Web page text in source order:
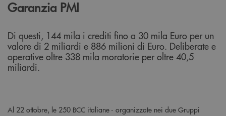
Garanzia PMI
Di questi, 144 mila i crediti fino a 30 mila Euro per un
valore di 2 miliardi e 886 milioni di Euro. Deliberate e
operative oltre 338 mila moratorie per oltre 40,5
miliardi.
Al 22 ottobre, le 250 BCC italiane - organizzate nei due Gruppi